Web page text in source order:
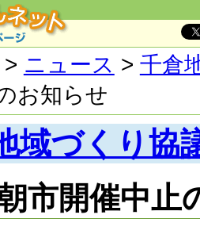
> ニュース > 千倉
お知らせ
域づくり協
市開催中止